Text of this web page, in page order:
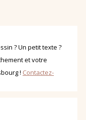
? Un petit texte ?
et votre
! Contactez-